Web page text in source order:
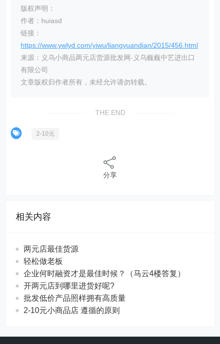
版权声明：
作者：huiasd
链接：
https://www.ywlyd.com/yiwu/liangyuandian/2015/456.html
来源：义乌小商品两元店货源批发网-义乌巍巍中艺进出口
有限公司
文章版权归作者所有，未经允许请勿转载。
THE END
2-10元
分享
相关内容
两元店最佳货源
轻松做老板
企业何时融资才是最佳时候？（马云4楼答复）
开两元店到哪里进货好呢?
批发低价产品照样拥有高质量
2-10元小商品店 遵循的原则